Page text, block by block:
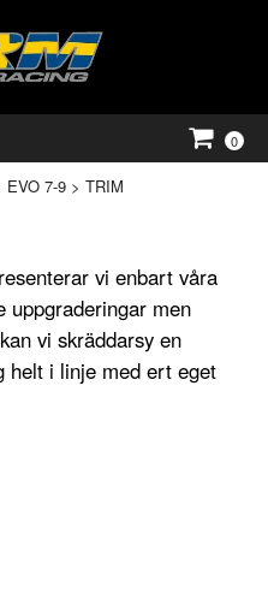
0
EVO 7-9 > TRIM
vi enbart våra
uppgraderingar men
vi skräddarsy en
helt i linje med ert eget